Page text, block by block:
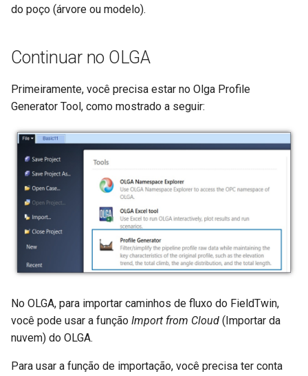
do poço (árvore ou modelo).
Continuar no OLGA
Primeiramente, você precisa estar no Olga Profile
Generator Tool, como mostrado a seguir:
No OLGA, para importar caminhos de fluxo do FieldTwin,
você pode usar a função Import from Cloud (Importar da
nuvem) do OLGA.
Para usar a função de importação, você precisa ter conta